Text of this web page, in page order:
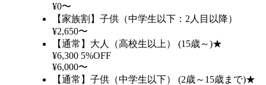
¥0〜
【家族割】子供（中学生以下：2人目以降）
¥2,650〜
【通常】大人（高校生以上） (15歳～)★
¥6,300 5%OFF
¥6,000〜
【通常】子供（中学生以下） (2歳～15歳まで)★